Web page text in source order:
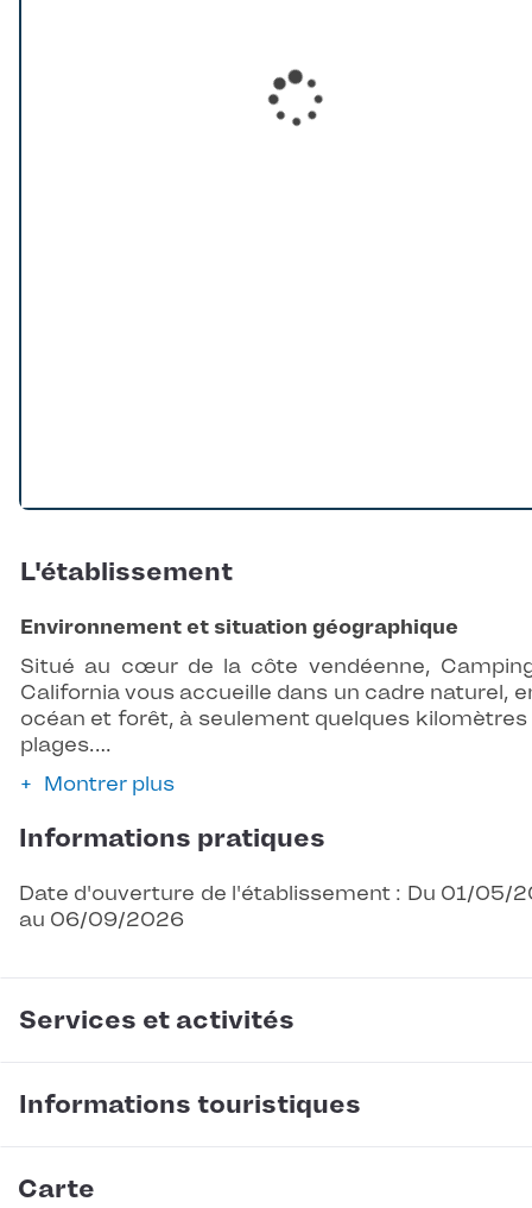
L'établissement
Environnement et situation géographique
Situé au cœur de la côte vendéenne,
California vous accueille dans un cadre naturel,
océan et forêt, à seulement quelques kilomètres
plages.…
Montrer plus
Informations pratiques
Date d'ouverture de l'établissement : Du 01/05/
au 06/09/2026
Services et activités
Informations touristiques
Carte